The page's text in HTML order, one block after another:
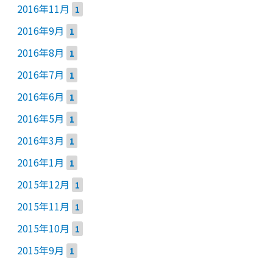
2016年11月 1
2016年9月 1
2016年8月 1
2016年7月 1
2016年6月 1
2016年5月 1
2016年3月 1
2016年1月 1
2015年12月 1
2015年11月 1
2015年10月 1
2015年9月 1